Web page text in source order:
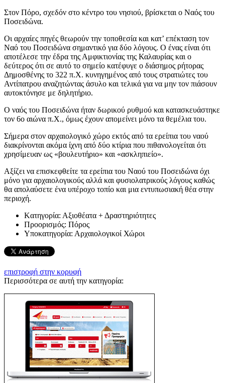
Στον Πόρο, σχεδόν στο κέντρο του νησιού, βρίσκεται ο Ναός του
Ποσειδώνα.
Οι αρχαίες πηγές θεωρούν την τοποθεσία και κατ’ επέκταση τον
Ναό του Ποσειδώνα σημαντικό για δύο λόγους. Ο ένας είναι ότι
αποτέλεσε την έδρα της Αμφικτιονίας της Καλαυρίας και ο
δεύτερος ότι σε αυτό το σημείο κατέφυγε ο διάσημος ρήτορας
Δημοσθένης το 322 π.Χ. κυνηγημένος από τους στρατιώτες του
Αντίπατρου αναζητώντας άσυλο και τελικά για να μην τον πιάσουν
αυτοκτόνησε με δηλητήριο.
Ο ναός του Ποσειδώνα ήταν δωρικού ρυθμού και κατασκευάστηκε
τον 6ο αιώνα π.Χ., όμως έχουν απομείνει μόνο τα θεμέλια του.
Σήμερα στον αρχαιολογικό χώρο εκτός από τα ερείπια του ναού
διακρίνονται ακόμα ίχνη από δύο κτίρια που πιθανολογείται ότι
χρησίμευαν ως «βουλευτήριο» και «ασκληπιείο».
Αξίζει να επισκεφθείτε τα ερείπια του Ναού του Ποσειδώνα όχι
μόνο για αρχαιολογικούς αλλά και φυσιολατρικούς λόγους καθώς
θα απολαύσετε ένα υπέροχο τοπίο και μια εντυπωσιακή θέα στην
περιοχή.
Kατηγορία: Αξιοθέατα + Δραστηριότητες
Προορισμός: Πόρος
Υποκατηγορία: Αρχαιολογικοί Χώροι
επιστροφή στην κορυφή
Περισσότερα σε αυτή την κατηγορία: